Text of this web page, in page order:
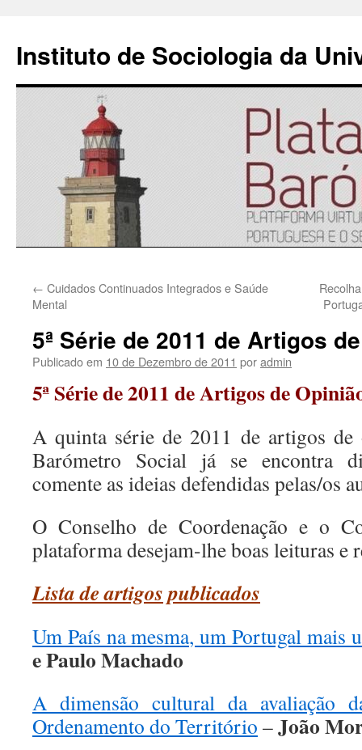
Instituto de Sociologia da
para
conteúdo
← Cuidados Continuados Integrados e Saúde
Mental
5ª Série de 2011 de Artigos
Publicado em 10 de Dezembro de 2011 poradmin
5ª Série de 2011 de Artigos de
A quinta série de 2011 de artigos de
Barómetro Social já se encontra
comente as ideias defendidas pelas/os
O Conselho de Coordenação e o
plataforma desejam-lhe boas leituras e
Lista de artigos publicados
Um País na mesma, um Portugal mais
e Paulo Machado
A dimensão cultural da avaliação
Ordenamento do Território –João